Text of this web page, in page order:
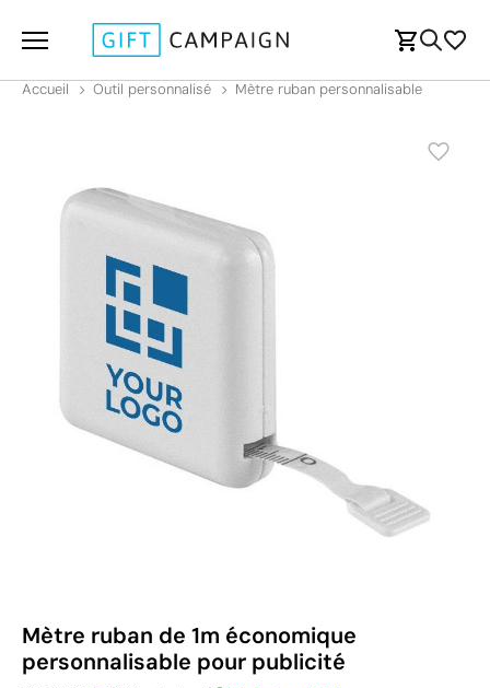
Accueil Outil personnalisé Mètre ruban personnalisable
Mètre ruban de 1m économique
personnalisable pour publicité